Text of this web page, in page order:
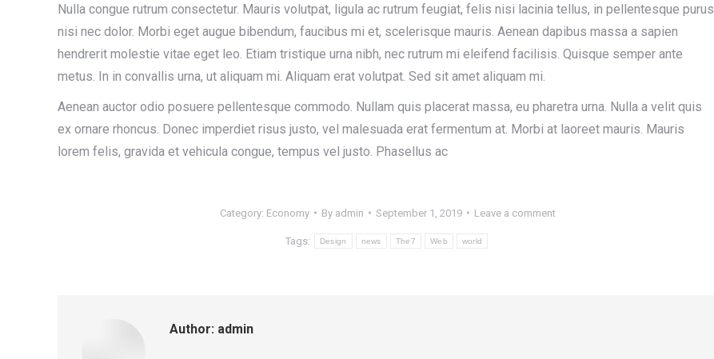
Nulla congue rutrum consectetur. Mauris volutpat, ligula ac rutrum feugiat, felis nisi lacinia tellus, in pellentesque purus
nisi nec dolor. Morbi eget augue bibendum, faucibus mi et, scelerisque mauris. Aenean dapibus massa a sapien
hendrerit molestie vitae eget leo. Etiam tristique urna nibh, nec rutrum mi eleifend facilisis. Quisque semper ante
metus. In in convallis urna, ut aliquam mi. Aliquam erat volutpat. Sed sit amet aliquam mi.
Aenean auctor odio posuere pellentesque commodo. Nullam quis placerat massa, eu pharetra urna. Nulla a velit quis
ex ornare rhoncus. Donec imperdiet risus justo, vel malesuada erat fermentum at. Morbi at laoreet mauris. Mauris
lorem felis, gravida et vehicula congue, tempus vel justo. Phasellus ac
Category: Economy By admin September 1, 2019 Leave a comment
Tags: Design news The7 Web world
Author: admin